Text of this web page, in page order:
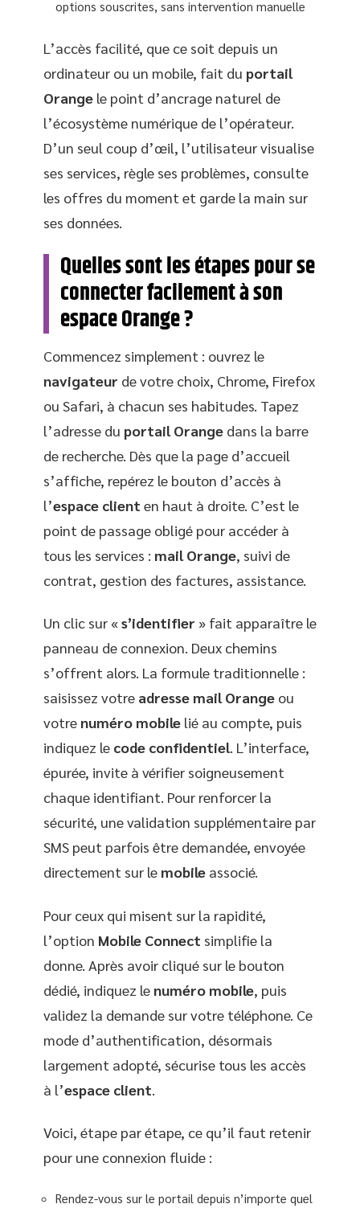
options souscrites, sans intervention manuelle
L’accès facilité, que ce soit depuis un
ordinateur ou un mobile, fait du portail
Orange le point d’ancrage naturel de
l’écosystème numérique de l’opérateur.
D’un seul coup d’œil, l’utilisateur visualise
ses services, règle ses problèmes, consulte
les offres du moment et garde la main sur
ses données.
Quelles sont les étapes pour se
connecter facilement à son
espace Orange ?
Commencez simplement : ouvrez le
navigateur de votre choix, Chrome, Firefox
ou Safari, à chacun ses habitudes. Tapez
l’adresse du portail Orange dans la barre
de recherche. Dès que la page d’accueil
s’affiche, repérez le bouton d’accès à
l’espace client en haut à droite. C’est le
point de passage obligé pour accéder à
tous les services : mail Orange, suivi de
contrat, gestion des factures, assistance.
Un clic sur «s’identifier » fait apparaître le
panneau de connexion. Deux chemins
s’offrent alors. La formule traditionnelle :
saisissez votre adresse mail Orange ou
votre numéro mobile lié au compte, puis
indiquez le code confidentiel. L’interface,
épurée, invite à vérifier soigneusement
chaque identifiant. Pour renforcer la
sécurité, une validation supplémentaire par
SMS peut parfois être demandée, envoyée
directement sur le mobile associé.
Pour ceux qui misent sur la rapidité,
l’option Mobile Connect simplifie la
donne. Après avoir cliqué sur le bouton
dédié, indiquez le numéro mobile, puis
validez la demande sur votre téléphone. Ce
mode d’authentification, désormais
largement adopté, sécurise tous les accès
à l’espace client
Voici, étape par étape, ce qu’il faut retenir
pour une connexion fluide :
Rendez-vous sur le portail depuis n’importe quel